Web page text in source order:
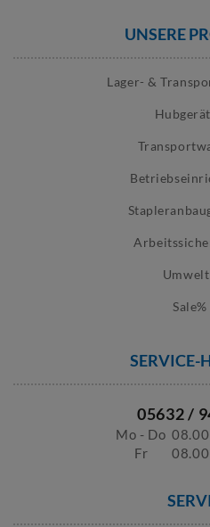
UNSERE
Lager- &
Sale%
SERVICE-
05632 /
Mo - Do
Fr